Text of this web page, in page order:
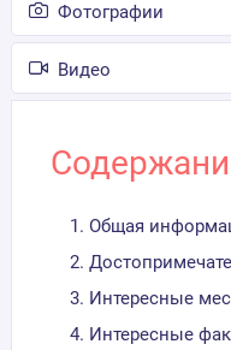
Фотографии
Видео
Общая
Интересные
Интересные